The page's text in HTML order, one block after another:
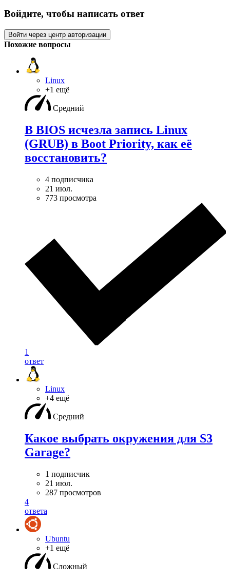
Войдите, чтобы написать ответ
Войти через центр авторизации
Похожие вопросы
Linux
+1 ещё
Средний
В BIOS исчезла запись Linux
(GRUB) в Boot Priority, как её
восстановить?
4 подписчика
21 июл.
773 просмотра
1
ответ
Linux
+4 ещё
Средний
Какое выбрать окружения для S3
Garage?
1 подписчик
21 июл.
287 просмотров
4
ответа
Ubuntu
+1 ещё
Сложный